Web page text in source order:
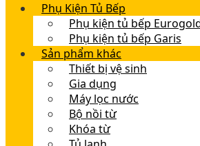
Phụ Kiện Tủ Bếp
Phụ kiện tủ bếp
Phụ kiện tủ bếp Garis
Sản phẩm khác
Thiết bị vệ sinh
Gia dụng
Máy lọc nước
Bộ nồi từ
Khóa từ